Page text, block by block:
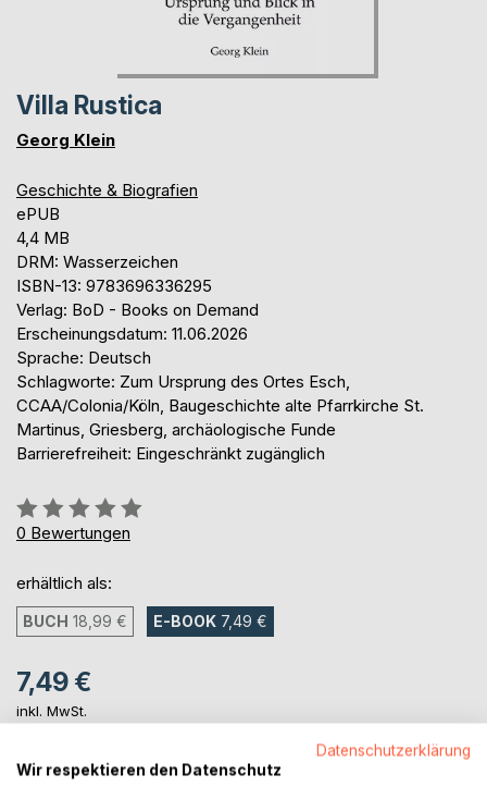
Villa Rustica
Georg Klein
Geschichte & Biografien
ePUB
4,4 MB
DRM: Wasserzeichen
ISBN-13: 9783696336295
Verlag: BoD - Books on Demand
Erscheinungsdatum: 11.06.2026
Sprache: Deutsch
Schlagworte: Zum Ursprung des Ortes Esch,
CCAA/Colonia/Köln, Baugeschichte alte Pfarrkirche St.
Martinus, Griesberg, archäologische Funde
Barrierefreiheit: Eingeschränkt zugänglich
Bewertung::
0%
0 Bewertungen
erhältlich als:
BUCH 18,99 € E-BOOK 7,49 €
7,49 €
inkl. MwSt.
Datenschutzerklärung
Wir respektieren den Datenschutz